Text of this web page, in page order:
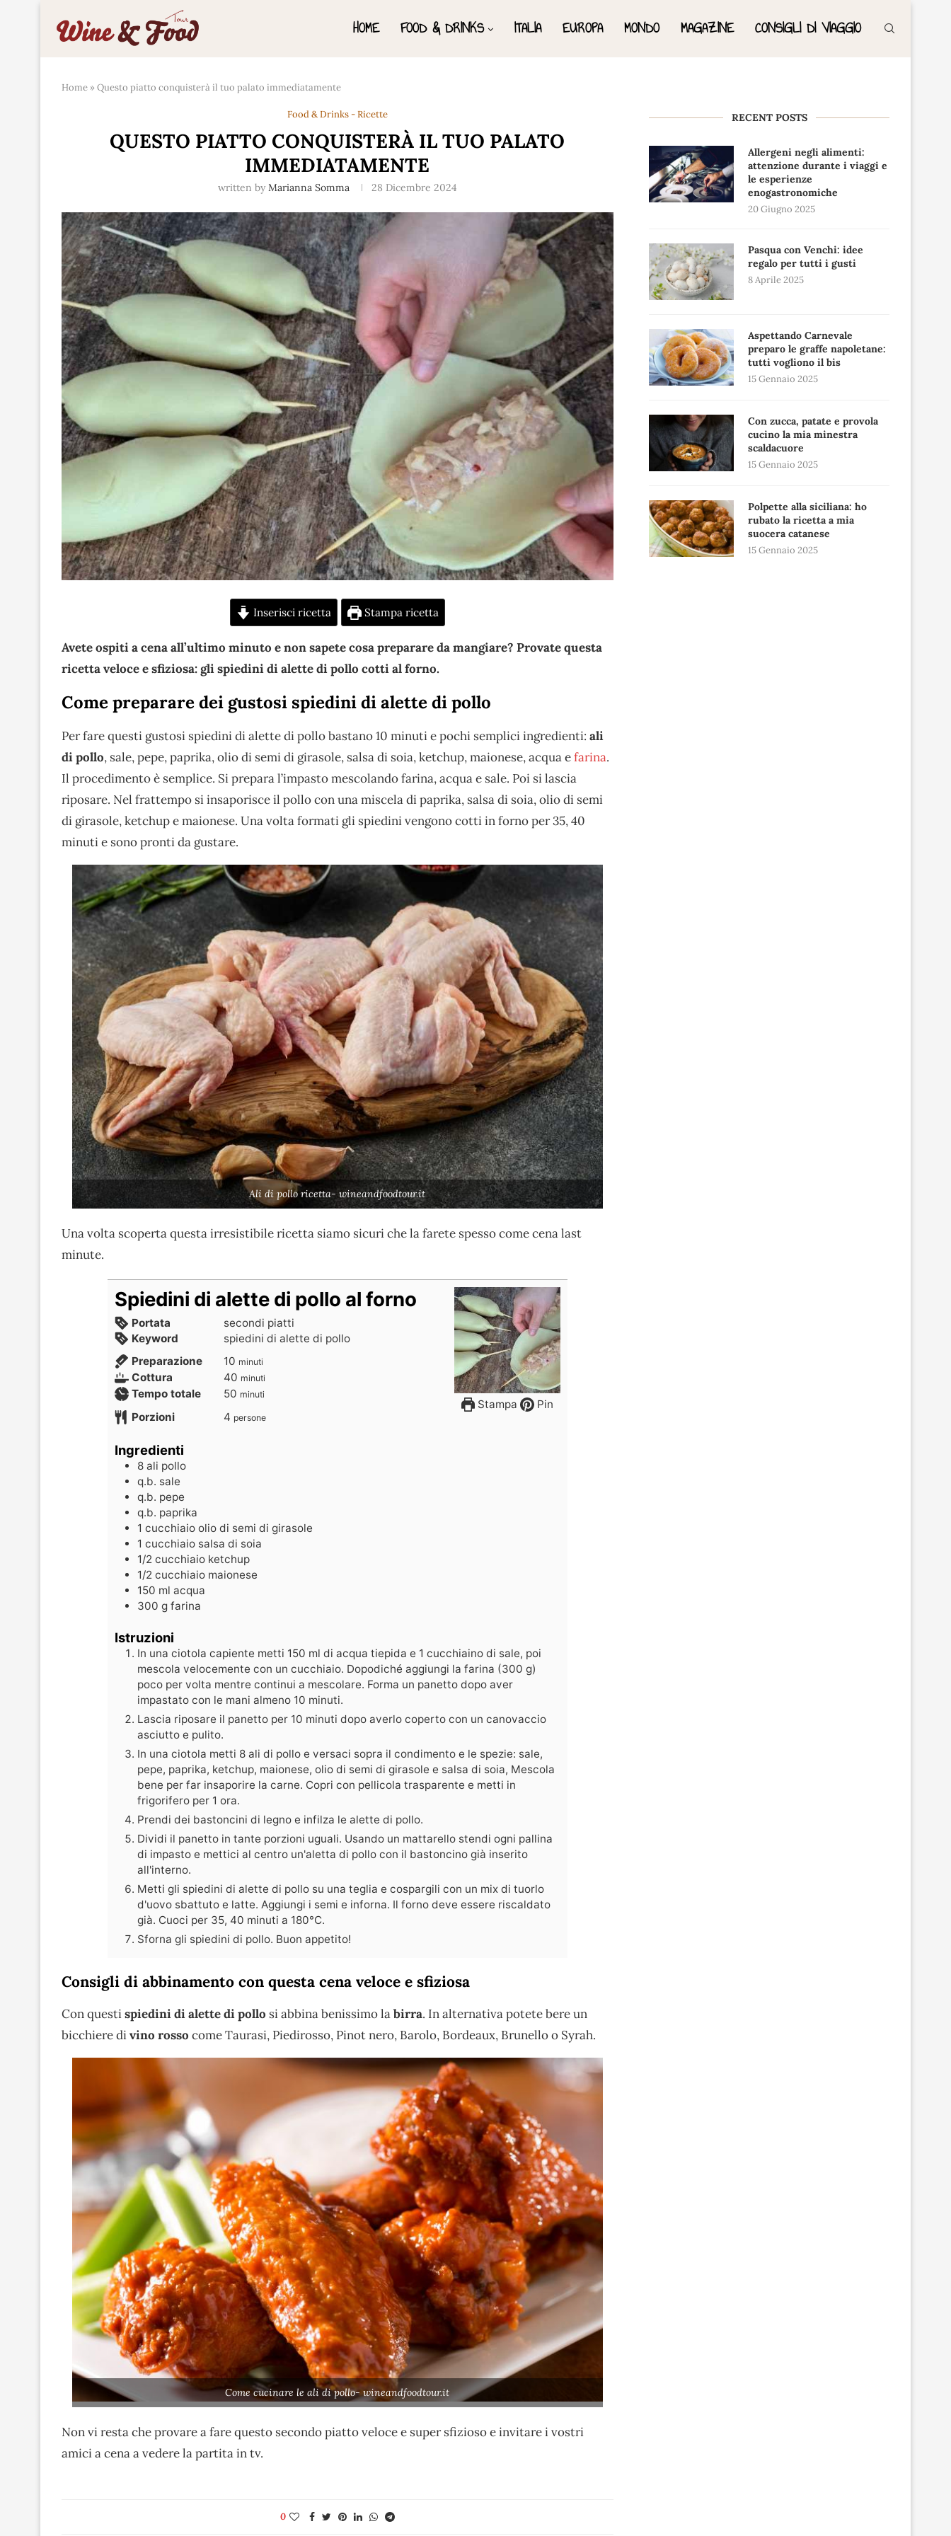
HOME FOOD & DRINKS ITALIA EUROPA MONDO MAGAZINE CONSIGLI DI VIAGGIO
Home »Questo piatto conquisterà il tuo palato immediatamente
Food & Drinks - Ricette
QUESTO PIATTO CONQUISTERÀ IL TUO PALATO
IMMEDIATAMENTE
written by Marianna Somma 28 Dicembre 2024
Inserisci ricetta Stampa ricetta
Avete ospiti a cena all’ultimo minuto e non sapete cosa preparare da mangiare? Provate questa
ricetta veloce e sfiziosa: gli spiedini di alette di pollo cotti al forno.
Come preparare dei gustosi spiedini di alette di pollo
Per fare questi gustosi spiedini di alette di pollo bastano 10 minuti e pochi semplici ingredienti: ali
di pollo, sale, pepe, paprika, olio di semi di girasole, salsa di soia, ketchup, maionese, acqua efarina.
Il procedimento è semplice. Si prepara l’impasto mescolando farina, acqua e sale. Poi si lascia
riposare. Nel frattempo si insaporisce il pollo con una miscela di paprika, salsa di soia, olio di semi
di girasole, ketchup e maionese. Una volta formati gli spiedini vengono cotti in forno per 35, 40
minuti e sono pronti da gustare.
Ali di pollo ricetta- wineandfoodtour.it
Una volta scoperta questa irresistibile ricetta siamo sicuri che la farete spesso come cena last
minute.
Stampa Pin
Spiedini di alette di pollo al forno
Portata
secondi piatti
Keyword
spiedini di alette di pollo
Preparazione
10 minuti
Cottura 40 minuti
Tempo totale 50 minuti
Porzioni 4 persone
Ingredienti
8 ali pollo
q.b. sale
q.b. pepe
q.b. paprika
1 cucchiaio olio di semi di girasole
1 cucchiaio salsa di soia
1/2 cucchiaio ketchup
1/2 cucchiaio maionese
150 ml acqua
300 g farina
Istruzioni
In una ciotola capiente metti 150 ml di acqua tiepida e 1 cucchiaino di sale, poi
mescola velocemente con un cucchiaio. Dopodiché aggiungi la farina (300 g)
poco per volta mentre continui a mescolare. Forma un panetto dopo aver
impastato con le mani almeno 10 minuti.
Lascia riposare il panetto per 10 minuti dopo averlo coperto con un canovaccio
asciutto e pulito.
In una ciotola metti 8 ali di pollo e versaci sopra il condimento e le spezie: sale,
pepe, paprika, ketchup, maionese, olio di semi di girasole e salsa di soia, Mescola
bene per far insaporire la carne. Copri con pellicola trasparente e metti in
frigorifero per 1 ora.
Prendi dei bastoncini di legno e infilza le alette di pollo.
Dividi il panetto in tante porzioni uguali. Usando un mattarello stendi ogni pallina
di impasto e mettici al centro un'aletta di pollo con il bastoncino già inserito
all'interno.
Metti gli spiedini di alette di pollo su una teglia e cospargili con un mix di tuorlo
d'uovo sbattuto e latte. Aggiungi i semi e inforna. Il forno deve essere riscaldato
già. Cuoci per 35, 40 minuti a 180°C.
Sforna gli spiedini di pollo. Buon appetito!
Consigli di abbinamento con questa cena veloce e sfiziosa
Con questispiedini di alette di pollo si abbina benissimo labirra. In alternativa potete bere un
bicchiere divino rosso come Taurasi, Piedirosso, Pinot nero, Barolo, Bordeaux, Brunello o Syrah.
Come cucinare le ali di pollo- wineandfoodtour.it
Non vi resta che provare a fare questo secondo piatto veloce e super sfizioso e invitare i vostri
amici a cena a vedere la partita in tv.
0
RECENT POSTS
Allergeni negli alimenti:
attenzione durante i viaggi e
le esperienze
enogastronomiche
20 Giugno 2025
Pasqua con Venchi: idee
regalo per tutti i gusti
8 Aprile 2025
Aspettando Carnevale
preparo le graffe napoletane:
tutti vogliono il bis
15 Gennaio 2025
Con zucca, patate e provola
cucino la mia minestra
scaldacuore
15 Gennaio 2025
Polpette alla siciliana: ho
rubato la ricetta a mia
suocera catanese
15 Gennaio 2025